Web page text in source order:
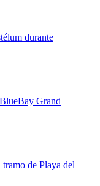
durante
Grand
de Playa del